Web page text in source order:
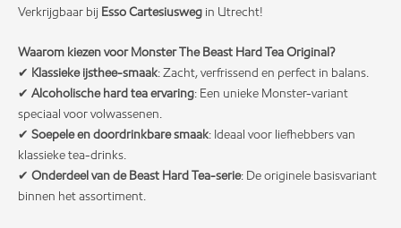
Verkrijgbaar bij Esso Cartesiusweg in Utrecht!
Waarom kiezen voor Monster The Beast Hard Tea Original?
✔ Klassieke ijsthee-smaak: Zacht, verfrissend en perfect in balans.
✔ Alcoholische hard tea ervaring: Een unieke Monster-variant
speciaal voor volwassenen.
✔ Soepele en doordrinkbare smaak: Ideaal voor liefhebbers van
klassieke tea-drinks.
✔ Onderdeel van de Beast Hard Tea-serie: De originele basisvariant
binnen het assortiment.